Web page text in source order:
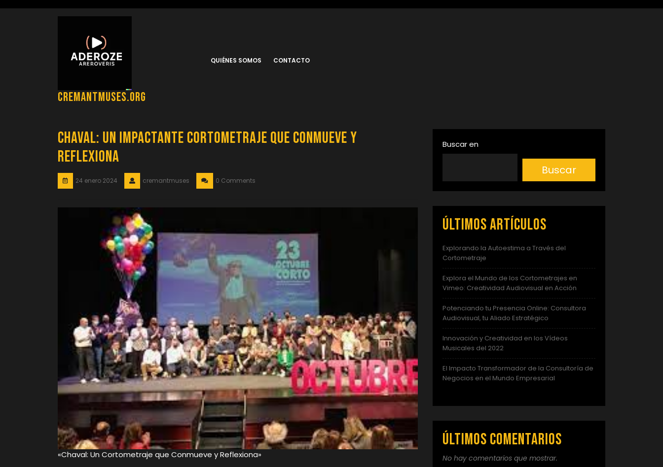
cremantmuses.org
QUIÉNES SOMOS CONTACTO
Chaval: Un Impactante Cortometraje que Conmueve y
Reflexiona
24 enero 2024 cremantmuses 0 Comments
«Chaval: Un Cortometraje que Conmueve y Reflexiona»
Buscar en
Buscar
Últimos artículos
Explorando la Autoestima a Través del
Cortometraje
Explora el Mundo de los Cortometrajes en
Vimeo: Creatividad Audiovisual en Acción
Potenciando tu Presencia Online: Consultora
Audiovisual, tu Aliado Estratégico
Innovación y Creatividad en los Vídeos
Musicales del 2022
El Impacto Transformador de la Consultoría de
Negocios en el Mundo Empresarial
Últimos comentarios
No hay comentarios que mostrar.